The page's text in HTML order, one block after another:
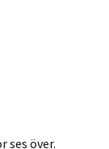
ses över.